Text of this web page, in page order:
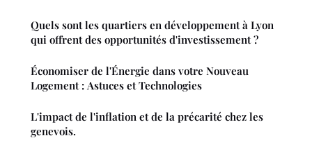
Quels sont les quartiers en développement à Lyon
qui offrent des opportunités d'investissement ?
Économiser de l'Énergie dans votre Nouveau
Logement : Astuces et Technologies
L'impact de l'inflation et de la précarité chez les
genevois.